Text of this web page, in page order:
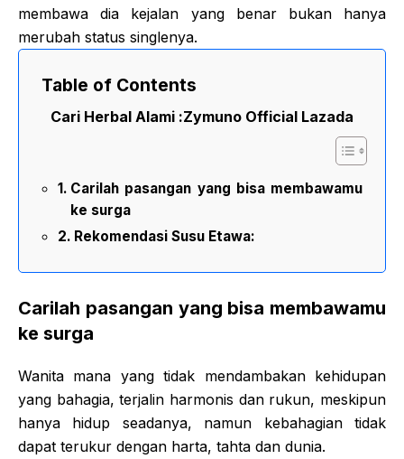
membawa dia kejalan yang benar bukan hanya
merubah status singlenya.
Table of Contents
Cari Herbal Alami :Zymuno Official Lazada
Carilah pasangan yang bisa membawamu
ke surga
Rekomendasi Susu Etawa:
Carilah pasangan yang bisa membawamu
ke surga
Wanita mana yang tidak mendambakan kehidupan
yang bahagia, terjalin harmonis dan rukun, meskipun
hanya hidup seadanya, namun kebahagian tidak
dapat terukur dengan harta, tahta dan dunia.